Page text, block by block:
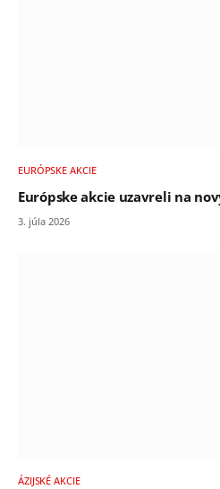
EURÓPSKE AKCIE
Európske akcie uzavreli na
3. júla 2026
ÁZIJSKÉ AKCIE